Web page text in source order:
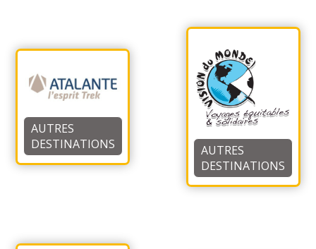
AUTRES
DESTINATIONS
AUTRES
DESTINATIONS